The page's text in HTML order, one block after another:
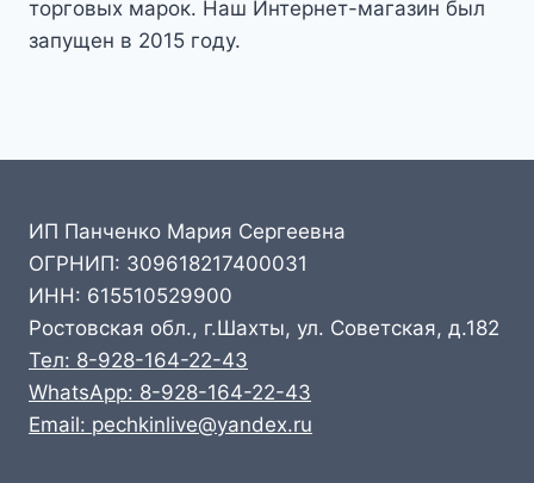
торговых марок. Наш Интернет-магазин был
запущен в 2015 году.
ИП Панченко Мария Сергеевна
ОГРНИП: 309618217400031
ИНН: 615510529900
Ростовская обл., г.Шахты, ул. Советская, д.182
Тел: 8-928-164-22-43
WhatsApp: 8-928-164-22-43
Email: pechkinlive@yandex.ru